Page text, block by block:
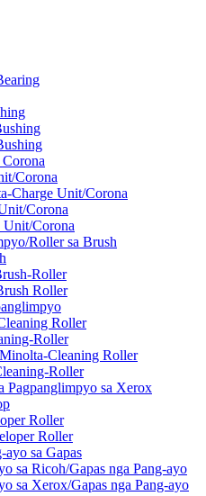
Corona
Charge Unit/Corona
Corona
Unit/Corona
Roller sa Brush
Roller
Roller
Roller
Roller
Cleaning Roller
Roller
Pagpanglimpyo sa Xerox
Roller
Roller
ayo sa Gapas
sa Ricoh/Gapas nga Pang-ayo
sa Xerox/Gapas nga Pang-ayo